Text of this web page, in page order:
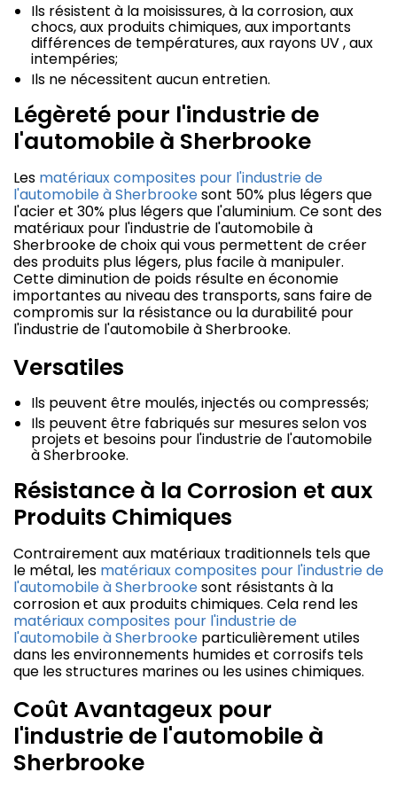
Ils résistent à la moisissures, à la corrosion, aux
chocs, aux produits chimiques, aux importants
différences de températures, aux rayons UV , aux
intempéries;
Ils ne nécessitent aucun entretien.
Légèreté pour l'industrie de
l'automobile à Sherbrooke
Les matériaux composites pour l'industrie de
l'automobile à Sherbrookesont 50% plus légers que
l'acier et 30% plus légers que l'aluminium. Ce sont des
matériaux pour l'industrie de l'automobile à
Sherbrooke de choix qui vous permettent de créer
des produits plus légers, plus facile à manipuler.
Cette diminution de poids résulte en économie
importantes au niveau des transports, sans faire de
compromis sur la résistance ou la durabilité pour
l'industrie de l'automobile à Sherbrooke.
Versatiles
Ils peuvent être moulés, injectés ou compressés;
Ils peuvent être fabriqués sur mesures selon vos
projets et besoins pour l'industrie de l'automobile
à Sherbrooke.
Résistance à la Corrosion et aux
Produits Chimiques
Contrairement aux matériaux traditionnels tels que
le métal, les matériaux composites pour l'industrie de
l'automobile à Sherbrookesont résistants à la
corrosion et aux produits chimiques. Cela rend les
matériaux composites pour l'industrie de
l'automobile à Sherbrooke particulièrement utiles
dans les environnements humides et corrosifs tels
que les structures marines ou les usines chimiques.
Coût Avantageux pour
l'industrie de l'automobile à
Sherbrooke